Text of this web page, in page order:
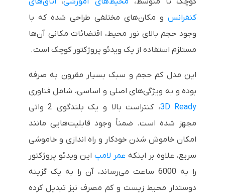
کنفرانسو مکان‌های مختلفی طراحی شده که با
وجود حجم بالای نور محیط، اقتضائات مکانی آن‌ها
مستلزم استفاده از یک ویدئو پروژکتور کوچک است.
این مدل کم حجم و سبک بسیار مقرون به صرفه
بوده و به ویژگی‌های اصلی و اساسی، شامل فناوری
3D Ready
، کنتراست بالا و یک بلندگوی 2 واتی
مجهز شده است. ضمناً وجود قابلیت‌هایی مانند
امکان خاموش شدن خودکار و راه اندازی و خاموشی
سریع، علاوه بر اینکه عمر لامپ این ویدئو پروژکتور
را به 6000 ساعت می‌رساند، آن را به یک گزینه
دوستدار محیط زیست و کم مصرف نیز تبدیل کرده